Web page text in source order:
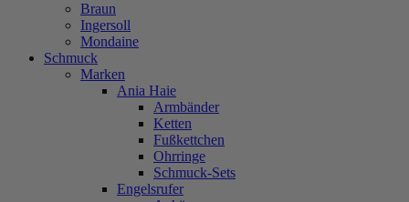
Braun
Ingersoll
Mondaine
Schmuck
Marken
Ania Haie
Armbänder
Ketten
Fußkettchen
Ohrringe
Schmuck-Sets
Engelsrufer